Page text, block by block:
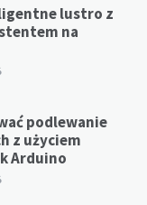
lustro z
na
podlewanie
z użyciem
Arduino